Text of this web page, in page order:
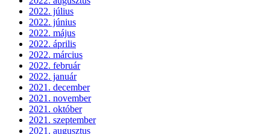
2022. július
2022. június
2022. május
2022. április
2022. március
2022. február
2022. január
2021. december
2021. november
2021. október
2021. szeptember
2021. augusztus